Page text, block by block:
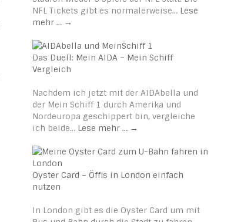
NFL Tickets gibt es normalerweise… Lese
mehr … →
Das Duell: Mein AIDA – Mein Schiff
Vergleich
Nachdem ich jetzt mit der AIDAbella und
der Mein Schiff 1 durch Amerika und
Nordeuropa geschippert bin, vergleiche
ich beide… Lese mehr … →
Oyster Card – Öffis in London einfach
nutzen
In London gibt es die Oyster Card um mit